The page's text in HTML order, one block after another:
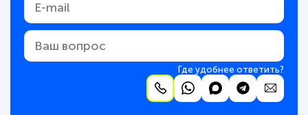
Где удобнее ответить?